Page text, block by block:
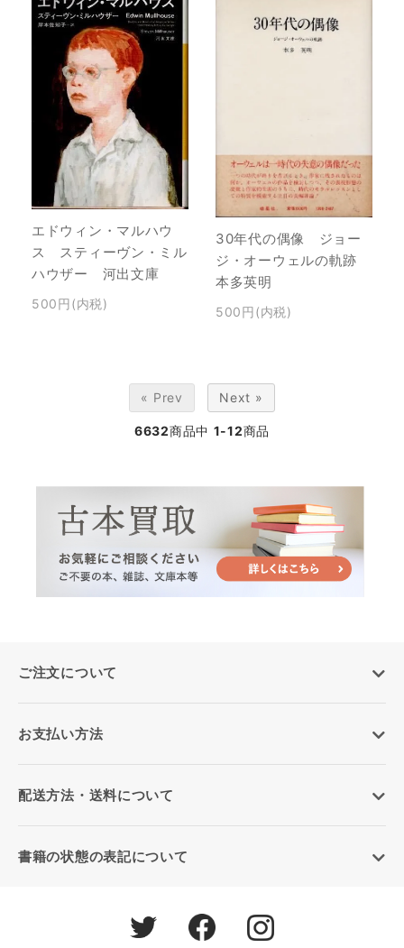
エドウィン・マルハウ
ス スティーヴン・ミル
ハウザー 河出文庫
500円(内税)
30年代の偶像 ジョー
ジ・オーウェルの軌跡
本多英明
500円(内税)
« Prev Next »
6632商品中 1-12商品
ご注文について
お支払い方法
配送方法・送料について
書籍の状態の表記について